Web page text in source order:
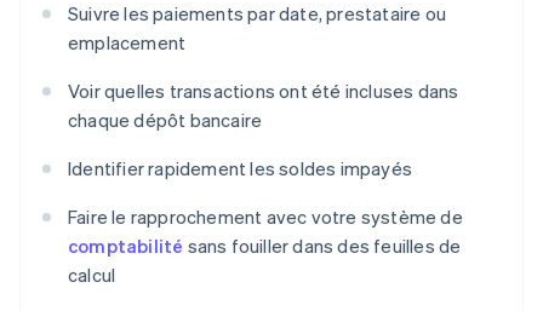
Suivre les paiements par date, prestataire ou
emplacement
Voir quelles transactions ont été incluses dans
chaque dépôt bancaire
Identifier rapidement les soldes impayés
Faire le rapprochement avec votre système de
comptabilité sans fouiller dans des feuilles de
calcul